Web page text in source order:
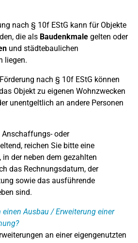
nach § 10f EStG kann für Objekte
die als Baudenkmale gelten oder
und städtebaulichen
liegen.
nach § 10f EStG können
Objekt zu eigenen Wohnzwecken
unentgeltlich an andere Personen
oder
reichen Sie bitte eine
der neben dem gezahlten
das Rechnungsdatum, der
sowie das ausführende
sind.
Ausbau / Erweiterung einer
an einer eigengenutzten